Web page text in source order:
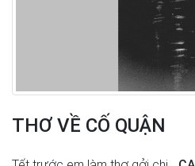
THƠ VỀ CỐ QUẬN